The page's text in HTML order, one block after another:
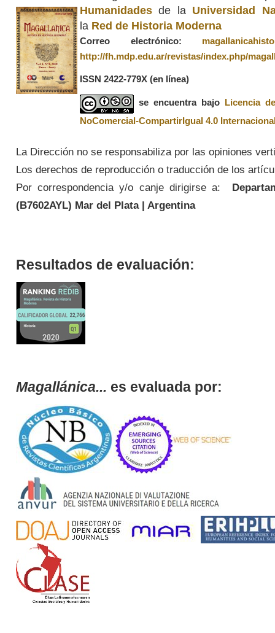
Humanidadesde la Universidad
la Red de Historia Moderna
Correo electrónico:
http://fh.mdp.edu.ar/revistas/index.php/
ISSN 2422-779X (en línea)
se encuentra bajo
Licencia
NoComercial-CompartirIgual 4.0
La Dirección no se responsabiliza por las opiniones
Los derechos de reproducción o traducción de los
Por correspondencia y/o canje dirigirse a:
(B7602AYL) Mar del Plata | Argentina
Resultados de evaluación:
Magallánica... es evaluada por: